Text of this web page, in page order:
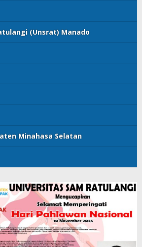
(Unsrat) Manado
Minahasa Selatan